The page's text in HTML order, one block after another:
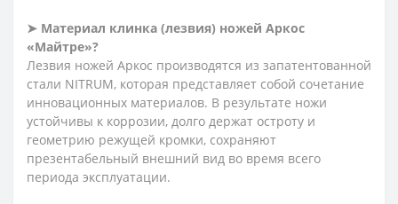
➤ Материал клинка (лезвия) ножей Аркос
«Майтре»?
Лезвия ножей Аркос производятся из запатентованной
стали NITRUM, которая представляет собой сочетание
инновационных материалов. В результате ножи
устойчивы к коррозии, долго держат остроту и
геометрию режущей кромки, сохраняют
презентабельный внешний вид во время всего
периода эксплуатации.